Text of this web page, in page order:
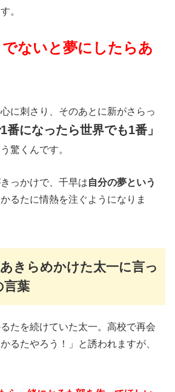
。
でないと夢にしたらあ
に刺さり、そのあとに新がさらっ
1番になったら世界でも1番」
驚くんです。
っかけで、千早は自分の夢という
るたに情熱を注ぐようになりま
きらめかけた太一に言っ
言葉
たを続けていた太一。高校で再会
るたやろう！」と誘われますが、